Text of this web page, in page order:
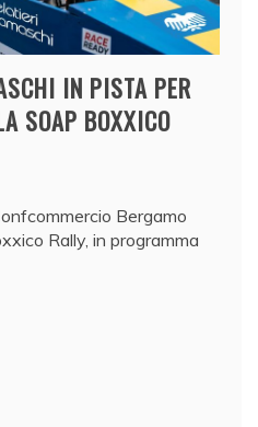
IN PISTA PER
SOAP BOXXICO
Bergamo
Rally, in programma